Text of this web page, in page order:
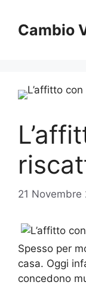
contenuto
Cambio
21 Novembre
Spesso per
casa. Oggi
concedono